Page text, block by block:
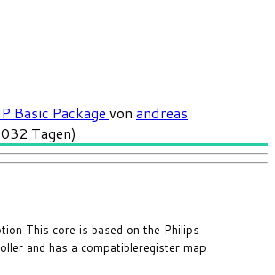
Basic Package von andreas
Tagen)
This core is based on the Philips
and has a compatibleregister map